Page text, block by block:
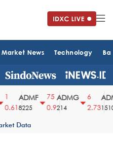
Market News Technology
0.61
ADMF
8225
75
0.9
ADMG
214
2.731510
Data